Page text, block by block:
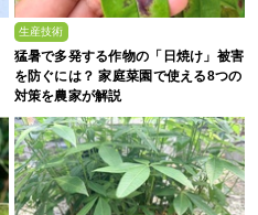
生産技術
猛暑で多発する作物の「日焼け」被害
を防ぐには？ 家庭菜園で使える8つの
対策を農家が解説